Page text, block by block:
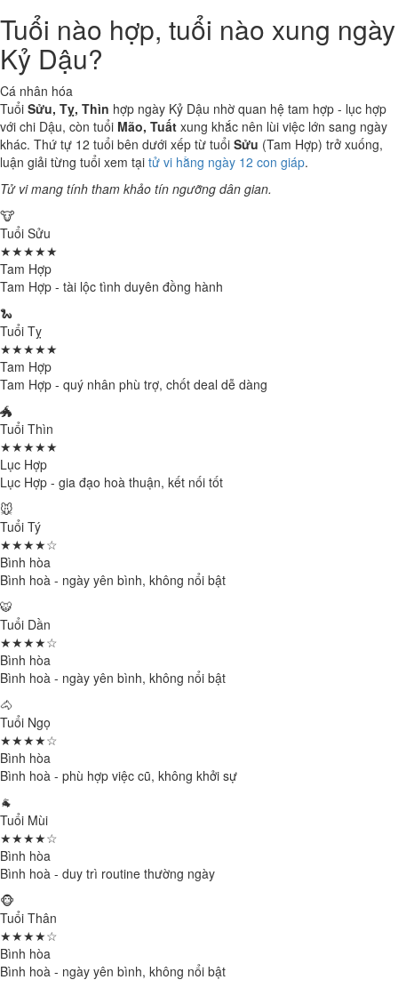
Tuổi nào hợp, tuổi nào xung ngày
Kỷ Dậu?
Cá nhân hóa
Tuổi Sửu, Tỵ, Thìn hợp ngày Kỷ Dậu nhờ quan hệ tam hợp - lục hợp
với chi Dậu, còn tuổi Mão, Tuất xung khắc nên lùi việc lớn sang ngày
khác. Thứ tự 12 tuổi bên dưới xếp từ tuổi Sửu (Tam Hợp) trở xuống,
luận giải từng tuổi xem tại tử vi hằng ngày 12 con giáp.
Tử vi mang tính tham khảo tín ngưỡng dân gian.
🐮
Tuổi Sửu
★★★★★
Tam Hợp
Tam Hợp - tài lộc tình duyên đồng hành
🐍
Tuổi Tỵ
★★★★★
Tam Hợp
Tam Hợp - quý nhân phù trợ, chốt deal dễ dàng
🐲
Tuổi Thìn
★★★★★
Lục Hợp
Lục Hợp - gia đạo hoà thuận, kết nối tốt
🐭
Tuổi Tý
★★★★☆
Bình hòa
Bình hoà - ngày yên bình, không nổi bật
🐯
Tuổi Dần
★★★★☆
Bình hòa
Bình hoà - ngày yên bình, không nổi bật
🐴
Tuổi Ngọ
★★★★☆
Bình hòa
Bình hoà - phù hợp việc cũ, không khởi sự
🐐
Tuổi Mùi
★★★★☆
Bình hòa
Bình hoà - duy trì routine thường ngày
🐵
Tuổi Thân
★★★★☆
Bình hòa
Bình hoà - ngày yên bình, không nổi bật